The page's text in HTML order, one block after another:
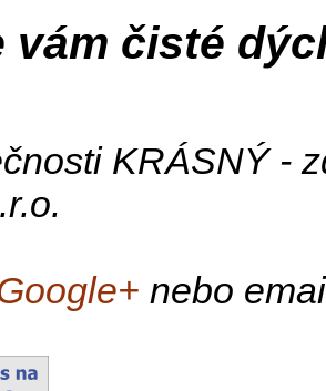
vám čisté
KRÁSNÝ -
nebo